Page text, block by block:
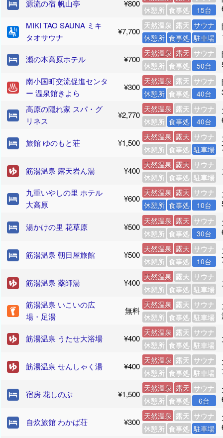
源流の宿 帆山亭 ¥800
休憩所 食事処 15台
MIKI TAO SAUNA ミキ
タオサウナ
¥7,700
天然温泉 露天 サウナ
休憩所 食事処 駐車場
瀬の本高原ホテル ¥700
天然温泉 露天 サウナ
休憩所 食事処 50台
南小国町交流促進センタ
ー 温泉館きよら
¥300
天然温泉 露天 サウナ
休憩所 食事処 40台
高原の隠れ家 スパ・グ
リネス
¥2,770
天然温泉 露天 サウナ
休憩所 食事処 40台
旅館 ゆのもと荘 ¥1,500
天然温泉 露天 サウナ
休憩所 食事処 駐車場
筋湯温泉 露天岩ん湯 ¥400
天然温泉 露天 サウナ
休憩所 食事処 駐車場
九重いやしの里 ホテル
大高原
¥600
天然温泉 露天 サウナ
休憩所 食事処 10台
湯かけの里 花草原 ¥500
天然温泉 露天 サウナ
休憩所 食事処 30台
筋湯温泉 朝日屋旅館 ¥500
天然温泉 露天 サウナ
休憩所 食事処 10台
筋湯温泉 薬師湯 ¥400
天然温泉 露天 サウナ
休憩所 食事処 駐車場
筋湯温泉 いこいの広
場・足湯
無料
天然温泉 露天 サウナ
休憩所 食事処 駐車場
筋湯温泉 うたせ大浴場 ¥400
天然温泉 露天 サウナ
休憩所 食事処 駐車場
筋湯温泉 せんしゃく湯 ¥400
天然温泉 露天 サウナ
休憩所 食事処 駐車場
宿房 花しのぶ ¥1,500
天然温泉 露天 サウナ
休憩所 食事処 6台
自炊旅館 わかば荘 ¥300
天然温泉 露天 サウナ
休憩所 食事処 駐車場